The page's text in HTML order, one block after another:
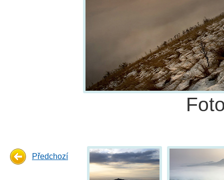
Předchozí